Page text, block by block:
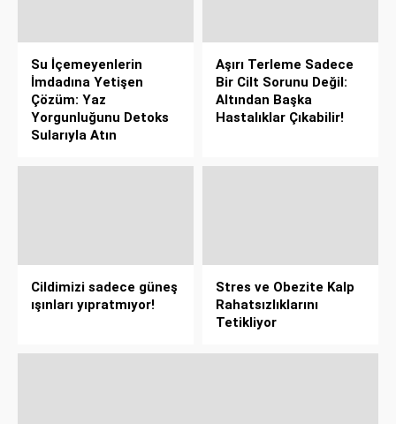
Su İçemeyenlerin
İmdadına Yetişen
Çözüm: Yaz
Yorgunluğunu Detoks
Sularıyla Atın
Aşırı Terleme Sadece
Bir Cilt Sorunu Değil:
Altından Başka
Hastalıklar Çıkabilir!
Cildimizi sadece güneş
ışınları yıpratmıyor!
Stres ve Obezite Kalp
Rahatsızlıklarını
Tetikliyor